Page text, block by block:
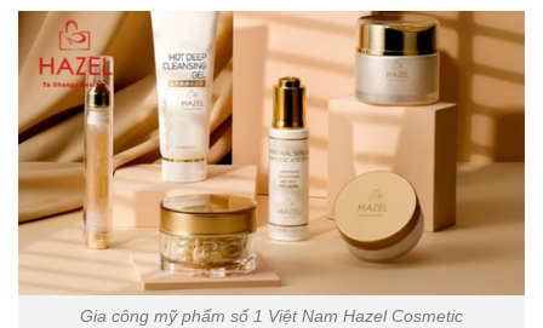
Gia công mỹ phẩm số 1 Việt Nam Hazel Cosmetic